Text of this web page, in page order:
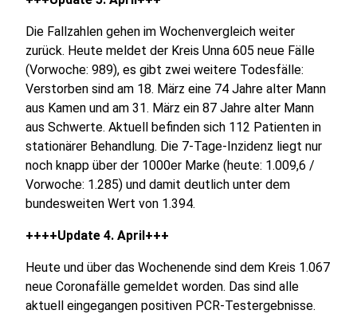
Die Fallzahlen gehen im Wochenvergleich weiter
zurück. Heute meldet der Kreis Unna 605 neue Fälle
(Vorwoche: 989), es gibt zwei weitere Todesfälle:
Verstorben sind am 18. März eine 74 Jahre alter Mann
aus Kamen und am 31. März ein 87 Jahre alter Mann
aus Schwerte. Aktuell befinden sich 112 Patienten in
stationärer Behandlung. Die 7-Tage-Inzidenz liegt nur
noch knapp über der 1000er Marke (heute: 1.009,6 /
Vorwoche: 1.285) und damit deutlich unter dem
bundesweiten Wert von 1.394.
++++Update 4. April+++
Heute und über das Wochenende sind dem Kreis 1.067
neue Coronafälle gemeldet worden. Das sind alle
aktuell eingegangen positiven PCR-Testergebnisse.